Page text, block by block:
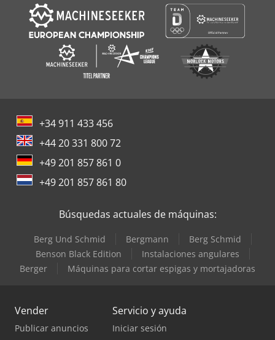
+34 911 433 456
+44 20 331 800 72
+49 201 857 861 0
+49 201 857 861 80
Búsquedas actuales de máquinas:
Berg Und Schmid Bergmann
Berg Schmid
Benson Black Edition
Instalaciones angulares
Berger
Máquinas para cortar espigas y mortajadoras
Vender
Publicar anuncios
Servicio y ayuda
Iniciar sesión